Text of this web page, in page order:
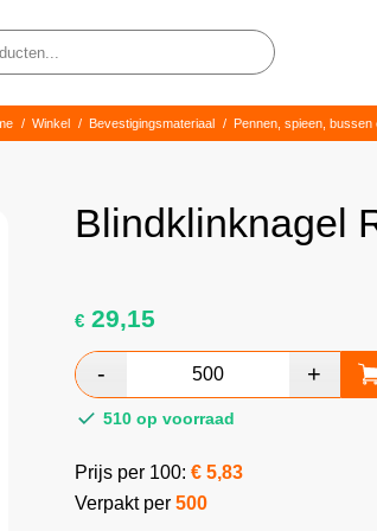
/ Winkel / Bevestigingsmateriaal / Pennen, spieen, bussen
Blindklinknagel
€29,15
510 op voorraad
Prijs per 100: € 5,83
Verpakt per 500